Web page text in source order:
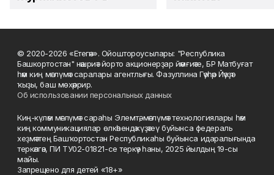
© 2020-2026 «Етегән». Ойоштороусылары: "Республика
Башкортостан" нәшриәт йорто акционерҙар йәмғиәте, БР Матбуғат
һәм киң мәғлүмәт саралары агентлығы. Фазуллина Гәүһәр Йәүҙәт
ҡыҙы, баш мөхәррир.
Об использовании персональных данных
Киң-күләм мәғлүмәт сараһы Элемтә, мәғлүмәт технологиялары һәм
киң коммуникациялар өлкәһендә күҙәтеү буйынса федераль
хеҙмәттең Башҡортостан Республикаһы буйынса идаралығында
теркәлгән, ПИ ТУ02-01821-се теркәү һаны, 2025 йылдың 19-сы
майы.
Запрещено для детей «18+»